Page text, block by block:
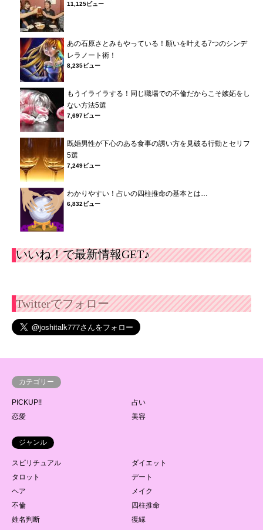
11,125ビュー
あの石原さとみもやっている！願いを叶える7つのシンデ
レラノート術！
8,235ビュー
もうイライラする！同じ職場での不倫だからこそ嫉妬をし
ない方法5選
7,697ビュー
既婚男性が下心のある食事の誘い方を見破る行動とセリフ
5選
7,249ビュー
わかりやすい！占いの四柱推命の基本とは…
6,832ビュー
いいね！で最新情報GET♪
Twitterでフォロー
カテゴリー
PICKUP!!
占い
恋愛
美容
ジャンル
スピリチュアル
ダイエット
タロット
デート
ヘア
メイク
不倫
四柱推命
姓名判断
復縁